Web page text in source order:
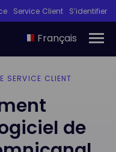
Service Client S’identifier
Français
SERVICE CLIENT
de